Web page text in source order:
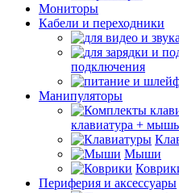
Мониторы
Кабели и переходники
подключения
Манипуляторы
клавиатура + мышь
Мыши
Периферия и аксессуары